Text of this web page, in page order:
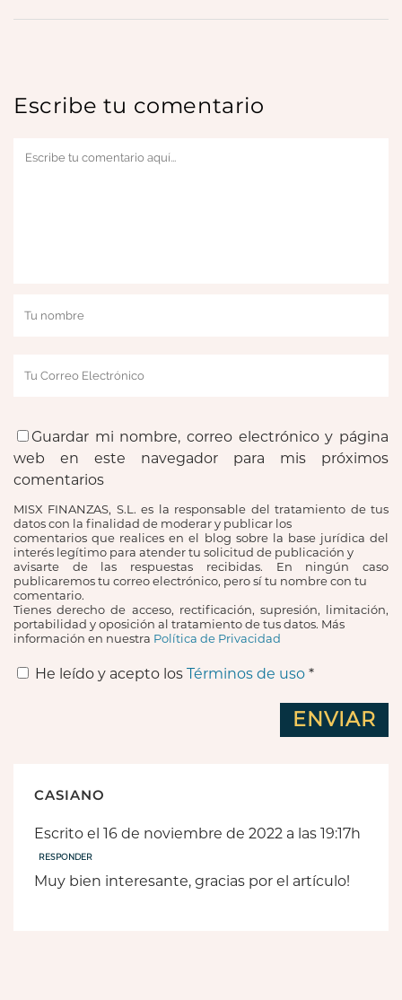
Escribe tu comentario
Guardar mi nombre, correo electrónico y página
web en este navegador para mis próximos
comentarios
MISX FINANZAS, S.L. es la responsable del tratamiento de tus
datos con la finalidad de moderar y publicar los
comentarios que realices en el blog sobre la base jurídica del
interés legítimo para atender tu solicitud de publicación y
avisarte de las respuestas recibidas. En ningún caso
publicaremos tu correo electrónico, pero sí tu nombre con tu
comentario.
Tienes derecho de acceso, rectificación, supresión, limitación,
portabilidad y oposición al tratamiento de tus datos. Más
información en nuestra Política de Privacidad
He leído y acepto los Términos de uso *
CASIANO
Escrito el 16 de noviembre de 2022 a las 19:17h
RESPONDER
Muy bien interesante, gracias por el artículo!